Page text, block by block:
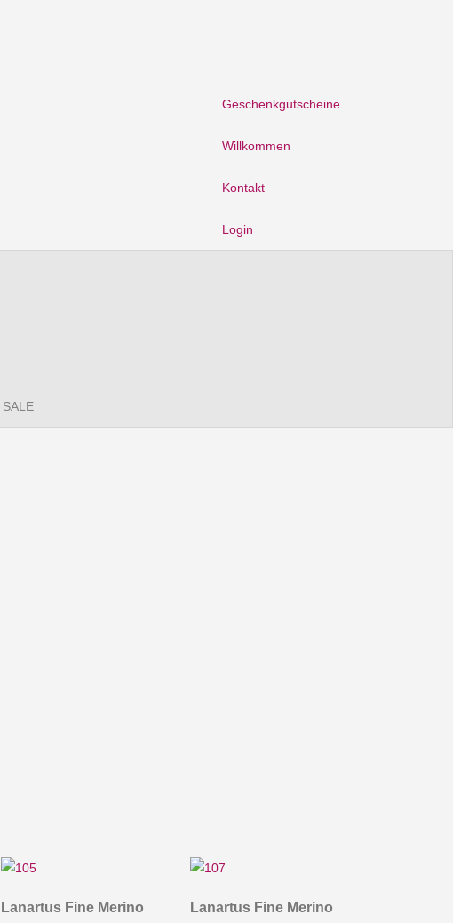
Geschenkgutscheine
Willkommen
Kontakt
Login
SALE
Lanartus Fine Merino
Lanartus Fine Merino